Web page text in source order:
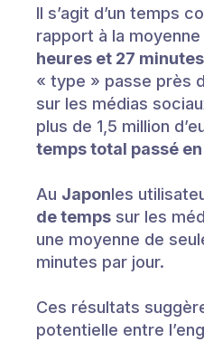
Il s’agit d’un temps
rapport à la moyenne
heures et 27 minutes
« type » passe près
sur les médias
plus de 1,5 million
temps total passé
Au Japonles
de temps sur les
une moyenne de
minutes par jour.
Ces résultats
potentielle entre